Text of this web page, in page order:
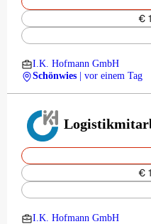
€
I.K. Hofmann GmbH
Schönwies
| vor einem Tag
€
I.K. Hofmann GmbH